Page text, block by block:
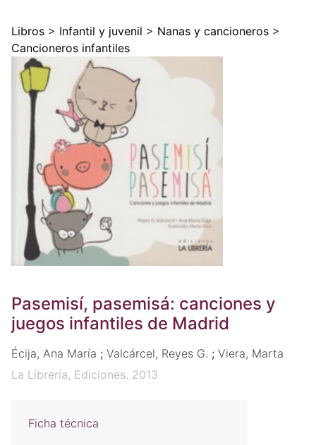
Libros > Infantil y juvenil > Nanas y cancioneros >
Cancioneros infantiles
Pasemisí, pasemisá: canciones y
juegos infantiles de Madrid
Écija, Ana María ; Valcárcel, Reyes G. ; Viera, Marta
La Librería, Ediciones. 2013
Ficha técnica